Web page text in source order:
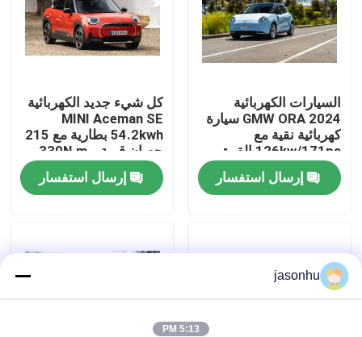
جولة في المعمل
اتصل بنا
طلب اقتباس
بيور اليكتريك للسيارات
السيارات الكهربائية
2024 GMW ORA سيارة
كهربائية نقية مع
126kw/171ps القوة
المتحركة 160km/h
السرعة القصوى&
400kmRANGE
إرسال استفسار
كل شيء جديد الكهربائية
MINI Aceman SE
54.2kwh بطارية مع 215
حصان قوية و 330N.m
محرك 7.1s تسريع من 0-
100km / hإرسال استفسار
jasonhu
5:13 PM